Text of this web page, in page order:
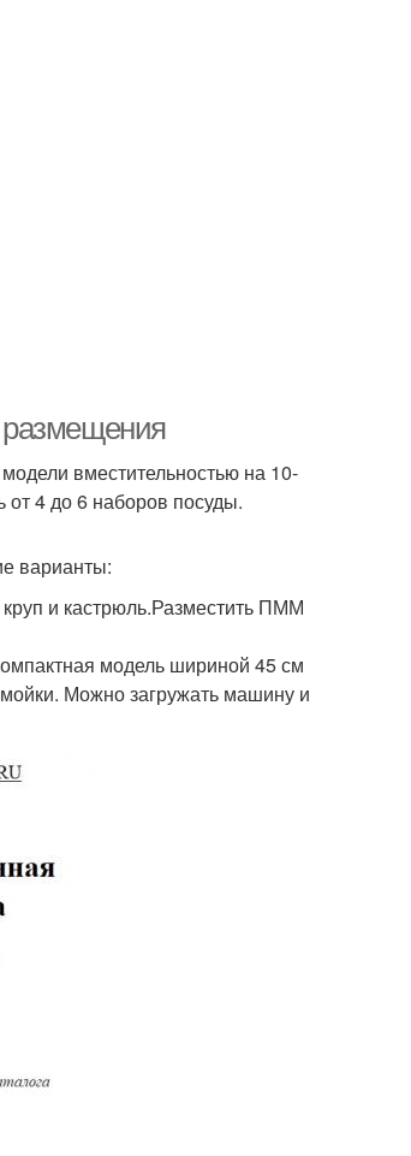
вместительностью на 10-
4 до 6 наборов посуды.
варианты:
и кастрюль.Разместить ПММ
модель шириной 45 см
Можно загружать машину и